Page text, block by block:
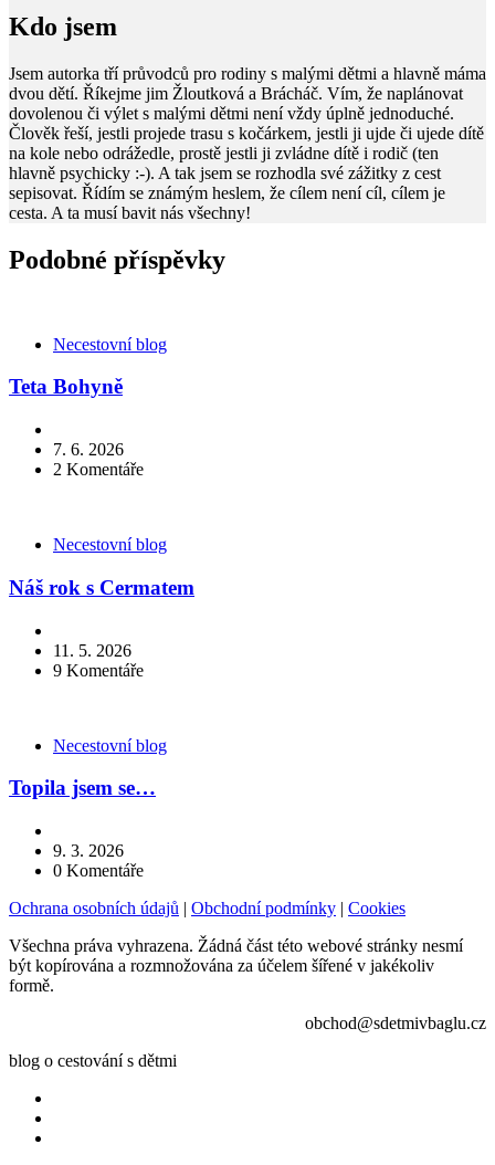
Kdo jsem
Jsem autorka tří průvodců pro rodiny s malými dětmi a hlavně máma
dvou dětí. Říkejme jim Žloutková a Brácháč. Vím, že naplánovat
dovolenou či výlet s malými dětmi není vždy úplně jednoduché.
Člověk řeší, jestli projede trasu s kočárkem, jestli ji ujde či ujede dítě
na kole nebo odrážedle, prostě jestli ji zvládne dítě i rodič (ten
hlavně psychicky :-). A tak jsem se rozhodla své zážitky z cest
sepisovat. Řídím se známým heslem, že cílem není cíl, cílem je
cesta. A ta musí bavit nás všechny!
Podobné příspěvky
KategorieNecestovní blog
Teta Bohyně
7. 6. 2026
2 Komentáře
KategorieNecestovní blog
Náš rok s Cermatem
11. 5. 2026
9 Komentáře
KategorieNecestovní blog
Topila jsem se…
9. 3. 2026
0 Komentáře
Ochrana osobních údajů | Obchodní podmínky | Cookies
Všechna práva vyhrazena. Žádná část této webové stránky nesmí
být kopírována a rozmnožována za účelem šířené v jakékoliv
formě.
obchod@sdetmivbaglu.cz
blog o cestování s dětmi